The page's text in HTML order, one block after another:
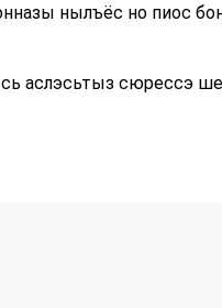
нылъёс но пиос
аслэсьтыз сюрессэ